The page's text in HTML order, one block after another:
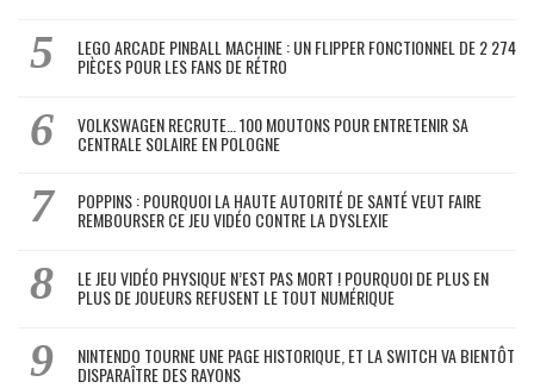
LEGO ARCADE PINBALL MACHINE : UN FLIPPER FONCTIONNEL DE 2 274
PIÈCES POUR LES FANS DE RÉTRO
VOLKSWAGEN RECRUTE… 100 MOUTONS POUR ENTRETENIR SA
CENTRALE SOLAIRE EN POLOGNE
POPPINS : POURQUOI LA HAUTE AUTORITÉ DE SANTÉ VEUT FAIRE
REMBOURSER CE JEU VIDÉO CONTRE LA DYSLEXIE
LE JEU VIDÉO PHYSIQUE N’EST PAS MORT ! POURQUOI DE PLUS EN
PLUS DE JOUEURS REFUSENT LE TOUT NUMÉRIQUE
NINTENDO TOURNE UNE PAGE HISTORIQUE, ET LA SWITCH VA BIENTÔT
DISPARAÎTRE DES RAYONS